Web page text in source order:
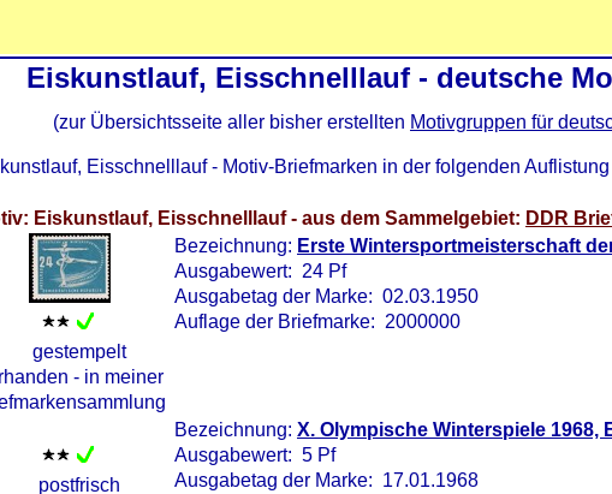
Eiskunstlauf, Eisschnelllauf - deutsche
(zur Übersichtsseite aller bisher erstellten Motivgruppen für
Eisschnelllauf - Motiv-Briefmarken in der folgenden Auflistung
Eiskunstlauf, Eisschnelllauf - aus dem Sammelgebiet: DDR
Bezeichnung: Erste Wintersportmeisterschaft
Ausgabewert: 24 Pf
Ausgabetag der Marke: 02.03.1950
Auflage der Briefmarke: 2000000
Bezeichnung: X. Olympische Winterspiele 1968,
Ausgabewert: 5 Pf
Ausgabetag der Marke: 17.01.1968